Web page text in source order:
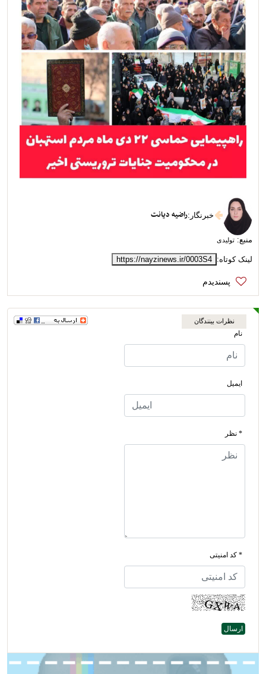
خبرنگار :راضیه دیانت
منبع: تولیدی
لینک کوتاه: https://nayzinews.ir/0003S4
نظرات بینندگان
نام
ایمیل
* نظر
* کد امنیتی